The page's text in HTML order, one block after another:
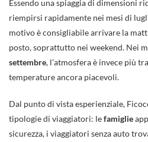
Essendo una spiaggia di dimensioni
riempirsi rapidamente nei mesi di
motivo è consigliabile arrivare la
posto, soprattutto nei weekend. Nei
settembre, l’atmosfera è invece più
temperature ancora piacevoli.
Dal punto di vista esperienziale,
tipologie di viaggiatori: lefamiglie
sicurezza, i viaggiatori senza auto